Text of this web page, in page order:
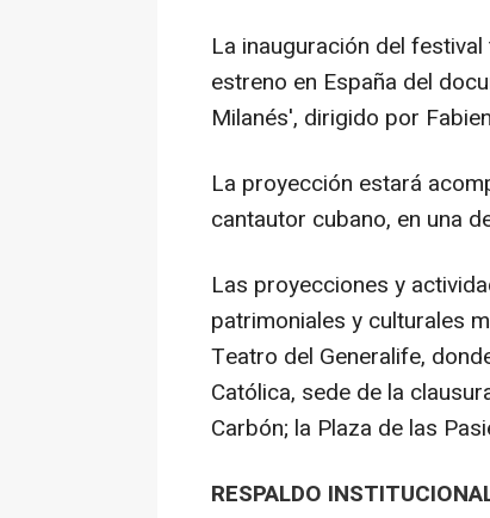
La inauguración del
estreno en España del
Milanés', dirigido por
La proyección estará
cantautor cubano, en una
Las proyecciones y
patrimoniales y culturales
Teatro del Generalife,
Católica, sede de la
Carbón; la Plaza de las
RESPALDO